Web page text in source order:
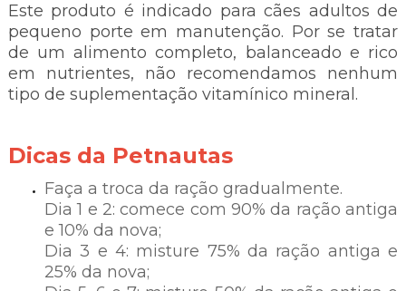
Este produto é indicado para cães adultos de
pequeno porte em manutenção. Por se tratar
de um alimento completo, balanceado e rico
em nutrientes, não recomendamos nenhum
tipo de suplementação vitamínico mineral.
Dicas da Petnautas
Faça a troca da ração gradualmente.
Dia 1 e 2: comece com 90% da ração antiga
e 10% da nova;
Dia 3 e 4: misture 75% da ração antiga e
25% da nova;